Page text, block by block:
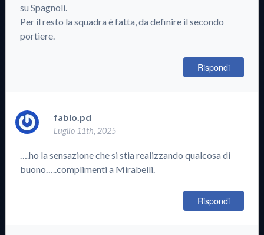
su Spagnoli.
Per il resto la squadra è fatta, da definire il secondo
portiere.
Rispondi
fabio.pd
Luglio 11th, 2025
….ho la sensazione che si stia realizzando qualcosa di
buono…..complimenti a Mirabelli.
Rispondi